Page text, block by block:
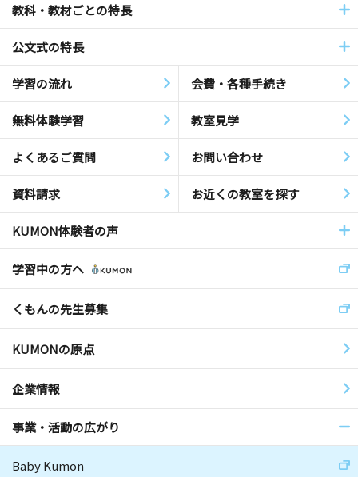
教科・教材ごとの特長
公文式の特長
学習の流れ 会費・各種手続き
無料体験学習 教室見学
よくあるご質問 お問い合わせ
資料請求 お近くの教室を探す
KUMON体験者の声
学習中の方へ
くもんの先生募集
KUMONの原点
企業情報
事業・活動の広がり
Baby Kumon